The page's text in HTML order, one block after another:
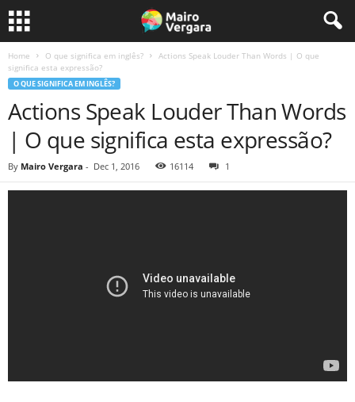
Home O que significa em inglês?
Actions Speak Louder Than Words | O que
significa esta expressão?
O QUE SIGNIFICA EM INGLÊS?
Actions Speak Louder Than Words
| O que significa esta expressão?
By Mairo Vergara - Dec 1, 2016 16114 1